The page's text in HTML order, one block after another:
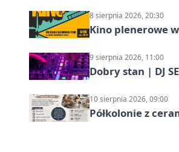
8 sierpnia 2026, 20:30
Kino plenerowe
9 sierpnia 2026, 11:00
Dobry stan | DJ
10 sierpnia 2026, 09:00
Półkolonie z